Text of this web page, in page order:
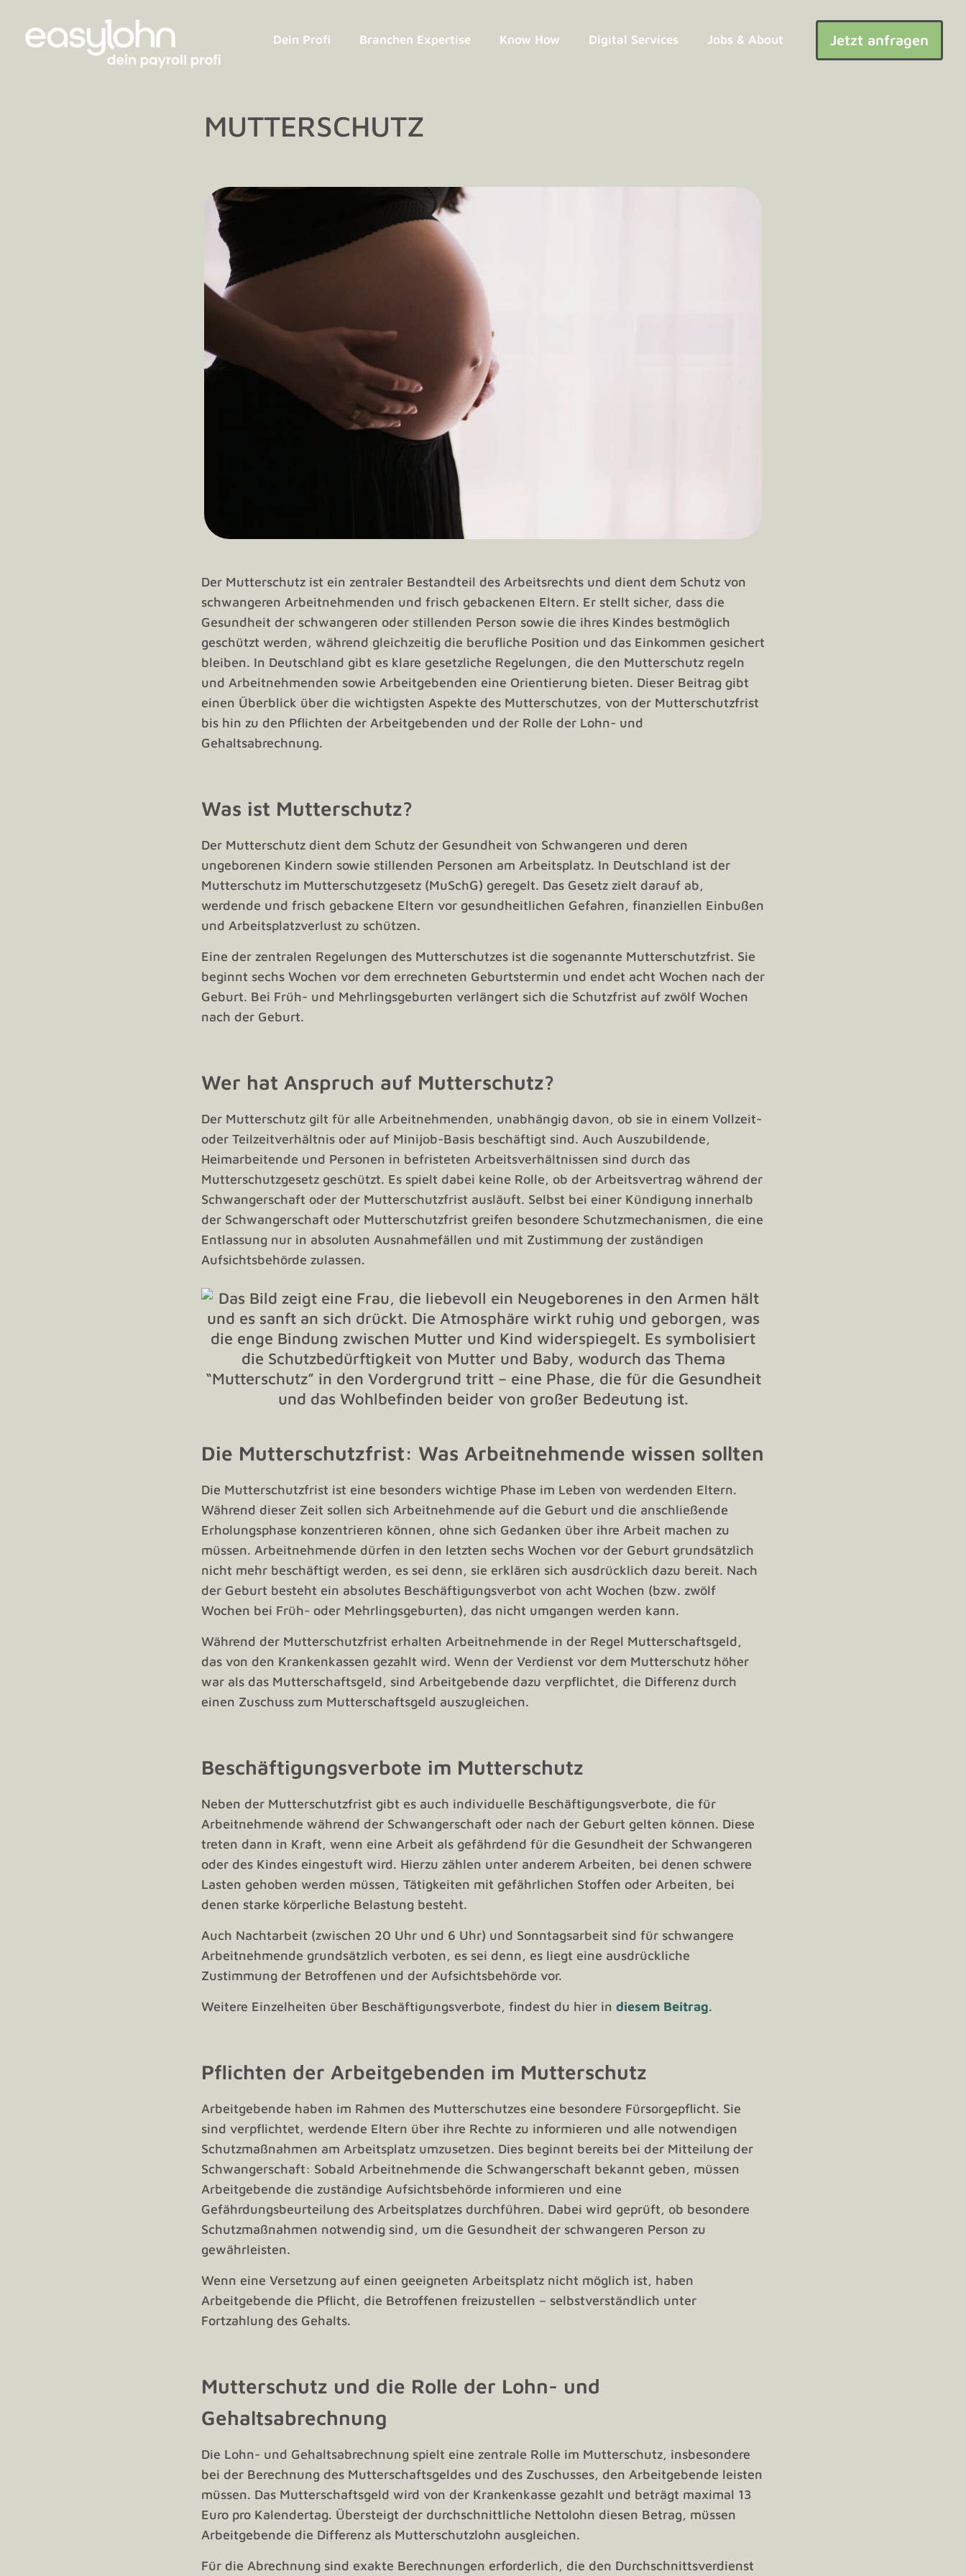
Dein Profi Branchen Expertise Know How Digital Services Jobs & About Jetzt anfragen
MUTTERSCHUTZ
Der Mutterschutz ist ein zentraler Bestandteil des Arbeitsrechts und dient dem Schutz von
schwangeren Arbeitnehmenden und frisch gebackenen Eltern. Er stellt sicher, dass die
Gesundheit der schwangeren oder stillenden Person sowie die ihres Kindes bestmöglich
geschützt werden, während gleichzeitig die berufliche Position und das Einkommen gesichert
bleiben. In Deutschland gibt es klare gesetzliche Regelungen, die den Mutterschutz regeln
und Arbeitnehmenden sowie Arbeitgebenden eine Orientierung bieten. Dieser Beitrag gibt
einen Überblick über die wichtigsten Aspekte des Mutterschutzes, von der Mutterschutzfrist
bis hin zu den Pflichten der Arbeitgebenden und der Rolle der Lohn- und
Gehaltsabrechnung.
Was ist Mutterschutz?
Der Mutterschutz dient dem Schutz der Gesundheit von Schwangeren und deren
ungeborenen Kindern sowie stillenden Personen am Arbeitsplatz. In Deutschland ist der
Mutterschutz im Mutterschutzgesetz (MuSchG) geregelt. Das Gesetz zielt darauf ab,
werdende und frisch gebackene Eltern vor gesundheitlichen Gefahren, finanziellen Einbußen
und Arbeitsplatzverlust zu schützen.
Eine der zentralen Regelungen des Mutterschutzes ist die sogenannte Mutterschutzfrist. Sie
beginnt sechs Wochen vor dem errechneten Geburtstermin und endet acht Wochen nach der
Geburt. Bei Früh- und Mehrlingsgeburten verlängert sich die Schutzfrist auf zwölf Wochen
nach der Geburt.
Wer hat Anspruch auf Mutterschutz?
Der Mutterschutz gilt für alle Arbeitnehmenden, unabhängig davon, ob sie in einem Vollzeit-
oder Teilzeitverhältnis oder auf Minijob-Basis beschäftigt sind. Auch Auszubildende,
Heimarbeitende und Personen in befristeten Arbeitsverhältnissen sind durch das
Mutterschutzgesetz geschützt. Es spielt dabei keine Rolle, ob der Arbeitsvertrag während der
Schwangerschaft oder der Mutterschutzfrist ausläuft. Selbst bei einer Kündigung innerhalb
der Schwangerschaft oder Mutterschutzfrist greifen besondere Schutzmechanismen, die eine
Entlassung nur in absoluten Ausnahmefällen und mit Zustimmung der zuständigen
Aufsichtsbehörde zulassen.
Die Mutterschutzfrist: Was Arbeitnehmende wissen sollten
Die Mutterschutzfrist ist eine besonders wichtige Phase im Leben von werdenden Eltern.
Während dieser Zeit sollen sich Arbeitnehmende auf die Geburt und die anschließende
Erholungsphase konzentrieren können, ohne sich Gedanken über ihre Arbeit machen zu
müssen. Arbeitnehmende dürfen in den letzten sechs Wochen vor der Geburt grundsätzlich
nicht mehr beschäftigt werden, es sei denn, sie erklären sich ausdrücklich dazu bereit. Nach
der Geburt besteht ein absolutes Beschäftigungsverbot von acht Wochen (bzw. zwölf
Wochen bei Früh- oder Mehrlingsgeburten), das nicht umgangen werden kann.
Während der Mutterschutzfrist erhalten Arbeitnehmende in der Regel Mutterschaftsgeld,
das von den Krankenkassen gezahlt wird. Wenn der Verdienst vor dem Mutterschutz höher
war als das Mutterschaftsgeld, sind Arbeitgebende dazu verpflichtet, die Differenz durch
einen Zuschuss zum Mutterschaftsgeld auszugleichen.
Beschäftigungsverbote im Mutterschutz
Neben der Mutterschutzfrist gibt es auch individuelle Beschäftigungsverbote, die für
Arbeitnehmende während der Schwangerschaft oder nach der Geburt gelten können. Diese
treten dann in Kraft, wenn eine Arbeit als gefährdend für die Gesundheit der Schwangeren
oder des Kindes eingestuft wird. Hierzu zählen unter anderem Arbeiten, bei denen schwere
Lasten gehoben werden müssen, Tätigkeiten mit gefährlichen Stoffen oder Arbeiten, bei
denen starke körperliche Belastung besteht.
Auch Nachtarbeit (zwischen 20 Uhr und 6 Uhr) und Sonntagsarbeit sind für schwangere
Arbeitnehmende grundsätzlich verboten, es sei denn, es liegt eine ausdrückliche
Zustimmung der Betroffenen und der Aufsichtsbehörde vor.
Weitere Einzelheiten über Beschäftigungsverbote, findest du hier in diesem Beitrag.
Pflichten der Arbeitgebenden im Mutterschutz
Arbeitgebende haben im Rahmen des Mutterschutzes eine besondere Fürsorgepflicht. Sie
sind verpflichtet, werdende Eltern über ihre Rechte zu informieren und alle notwendigen
Schutzmaßnahmen am Arbeitsplatz umzusetzen. Dies beginnt bereits bei der Mitteilung der
Schwangerschaft: Sobald Arbeitnehmende die Schwangerschaft bekannt geben, müssen
Arbeitgebende die zuständige Aufsichtsbehörde informieren und eine
Gefährdungsbeurteilung des Arbeitsplatzes durchführen. Dabei wird geprüft, ob besondere
Schutzmaßnahmen notwendig sind, um die Gesundheit der schwangeren Person zu
gewährleisten.
Wenn eine Versetzung auf einen geeigneten Arbeitsplatz nicht möglich ist, haben
Arbeitgebende die Pflicht, die Betroffenen freizustellen – selbstverständlich unter
Fortzahlung des Gehalts.
Mutterschutz und die Rolle der Lohn- und
Gehaltsabrechnung
Die Lohn- und Gehaltsabrechnung spielt eine zentrale Rolle im Mutterschutz, insbesondere
bei der Berechnung des Mutterschaftsgeldes und des Zuschusses, den Arbeitgebende leisten
müssen. Das Mutterschaftsgeld wird von der Krankenkasse gezahlt und beträgt maximal 13
Euro pro Kalendertag. Übersteigt der durchschnittliche Nettolohn diesen Betrag, müssen
Arbeitgebende die Differenz als Mutterschutzlohn ausgleichen.
Für die Abrechnung sind exakte Berechnungen erforderlich, die den Durchschnittsverdienst